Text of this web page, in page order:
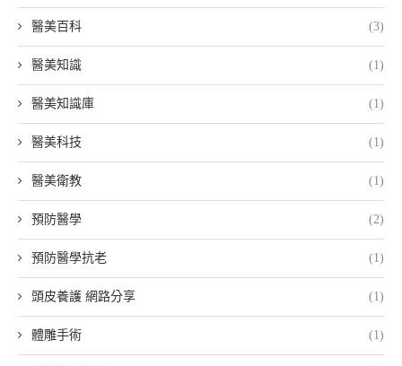
醫美百科 (3)
醫美知識 (1)
醫美知識庫 (1)
醫美科技 (1)
醫美衛教 (1)
預防醫學 (2)
預防醫學抗老 (1)
頭皮養護 網路分享 (1)
體雕手術 (1)